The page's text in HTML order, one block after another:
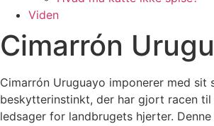
Viden
Cimarrón
Cimarrón Uruguayo imponerer med sit
beskytterinstinkt, der har gjort racen
ledsager for landbrugets hjerter.